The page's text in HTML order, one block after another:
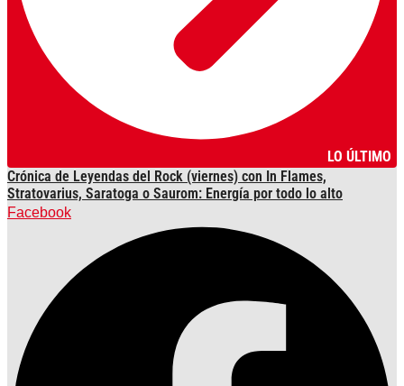
LO ÚLTIMO
Crónica de Leyendas del Rock (viernes) con In Flames,
Stratovarius, Saratoga o Saurom: Energía por todo lo alto
Facebook